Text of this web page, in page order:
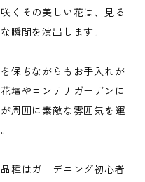
くその美しい花は、見る
瞬間を演出します。
保ちながらもお手入れが
壇やコンテナガーデンに
周囲に素敵な雰囲気を運
種はガーデニング初心者